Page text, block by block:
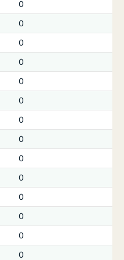
0
0
0
0
0
0
0
0
0
0
0
0
0
0